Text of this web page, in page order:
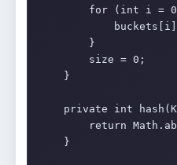
for (int i =
        }
        size = 0;
    }
private int
return
    }